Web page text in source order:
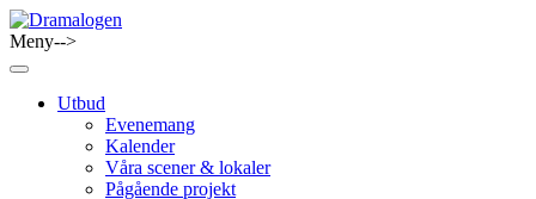
Skip
to
content
Meny-->
Utbud
Evenemang
Kalender
Våra scener & lokaler
Pågående projekt